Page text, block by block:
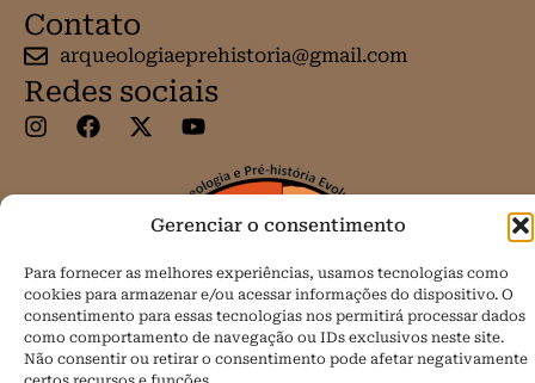
Gerenciar o consentimento
Para fornecer as melhores experiências, usamos tecnologias como
cookies para armazenar e/ou acessar informações do dispositivo. O
consentimento para essas tecnologias nos permitirá processar dados
como comportamento de navegação ou IDs exclusivos neste site.
Não consentir ou retirar o consentimento pode afetar negativamente
Contato
arqueologiaeprehistoria@gmail.com
Redes sociais